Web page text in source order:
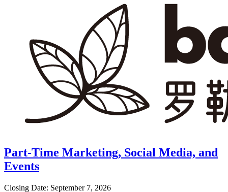
Part-Time Marketing, Social Media, and
Events
Closing Date: September 7, 2026